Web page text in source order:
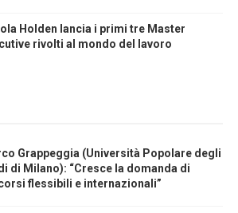
Holden lancia i primi tre Master
rivolti al mondo del lavoro
Grappeggia (Università Popolare degli
di Milano): “Cresce la domanda di
flessibili e internazionali”